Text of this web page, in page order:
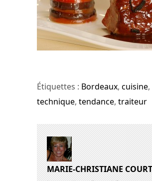
Étiquettes : Bordeaux, cuisine,
technique, tendance, traiteur
MARIE-CHRISTIANE